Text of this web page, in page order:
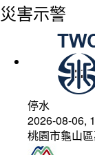
災害示警
停水
2026-08-06,
桃園市龜山